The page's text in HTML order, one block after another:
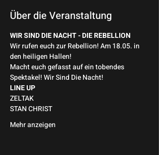
Über die Veranstaltung
WIR SIND DIE NACHT - DIE REBELLION
Wir rufen euch zur Rebellion! Am 18.05. in
den heiligen Hallen!
Macht euch gefasst auf ein tobendes
Spektakel! Wir Sind Die Nacht!
LINE UP
ZELTAK
STAN CHRIST
Mehr anzeigen